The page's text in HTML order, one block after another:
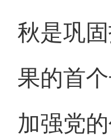
秋是巩
果的首
加强党